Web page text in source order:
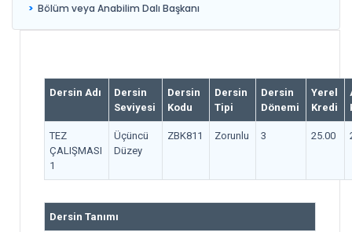
Bölüm veya Anabilim Dalı Başkanı
Dersin Adı
Dersin
Seviyesi
Dersin
Kodu
Dersin
Tipi
Dersin
Dönemi
Yerel
Kredi
TEZ
ÇALIŞMASI
1
Üçüncü
Düzey
ZBK811 Zorunlu 3 25.00
Dersin Tanımı